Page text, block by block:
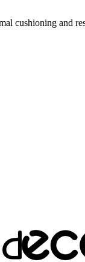
cushioning and